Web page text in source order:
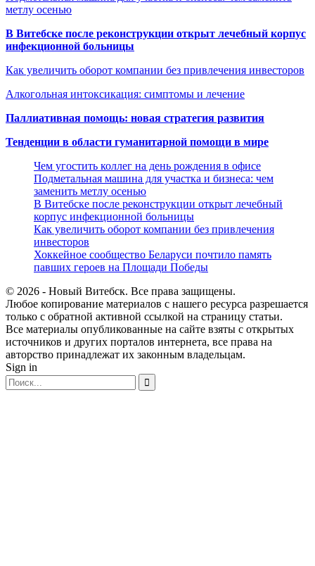
метлу осенью
В Витебске после реконструкции открыт лечебный корпус
инфекционной больницы
Как увеличить оборот компании без привлечения инвесторов
Алкогольная интоксикация: симптомы и лечение
Паллиативная помощь: новая стратегия развития
Тенденции в области гуманитарной помощи в мире
Чем угостить коллег на день рождения в офисе
Подметальная машина для участка и бизнеса: чем
заменить метлу осенью
В Витебске после реконструкции открыт лечебный
корпус инфекционной больницы
Как увеличить оборот компании без привлечения
инвесторов
Хоккейное сообщество Беларуси почтило память
павших героев на Площади Победы
© 2026 - Новый Витебск. Все права защищены.
Любое копирование материалов с нашего ресурса разрешается
только с обратной активной ссылкой на страницу статьи.
Все материалы опубликованные на сайте взяты с открытых
источников и других порталов интернета, все права на
авторство принадлежат их законным владельцам.
Sign in